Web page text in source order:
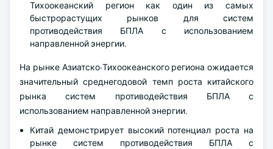
Тихоокеанский регион как один из самых
быстрорастущих рынков для систем
противодействия БПЛА с использованием
направленной энергии.
На рынке Азиатско-Тихоокеанского региона ожидается
значительный среднегодовой темп роста китайского
рынка систем противодействия БПЛА с
использованием направленной энергии.
Китай демонстрирует высокий потенциал роста на
рынке систем противодействия БПЛА с